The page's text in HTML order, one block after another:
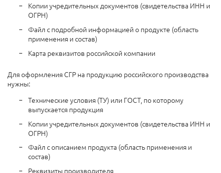
Копии учредительных документов (свидетельства ИНН и
ОГРН)
Файл с подробной информацией о продукте (область
применения и состав)
Карта реквизитов российской компании
Для оформления СГР на продукцию российского производства
нужны:
Технические условия (ТУ) или ГОСТ, по которому
выпускается продукция
Копии учредительных документов (свидетельства ИНН и
ОГРН)
Файл с описанием продукта (область применения и
состав)
Реквизиты производителя